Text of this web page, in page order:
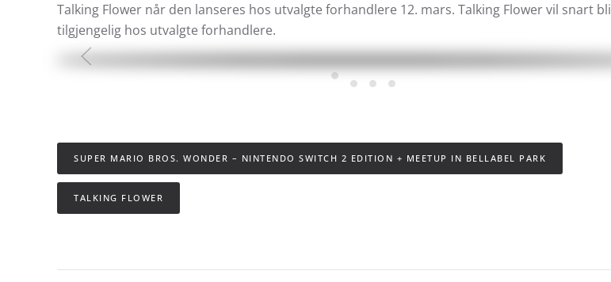
Talking Flower når den lanseres hos utvalgte forhandlere 12. mars. Talking Flower vil snart bli
tilgjengelig hos utvalgte forhandlere.
SUPER MARIO BROS. WONDER – NINTENDO SWITCH 2 EDITION + MEETUP IN BELLABEL PARK
TALKING FLOWER